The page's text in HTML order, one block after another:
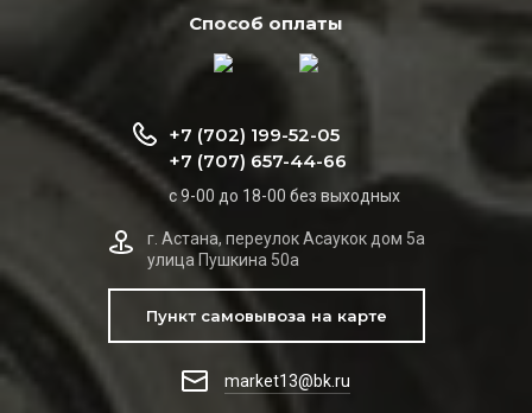
Способ оплаты
+7 (702) 199-52-05
+7 (707) 657-44-66
с 9-00 до 18-00 без выходных
г. Астана, переулок Асаукок дом 5а
улица Пушкина 50а
Пункт самовывоза на карте
market13@bk.ru